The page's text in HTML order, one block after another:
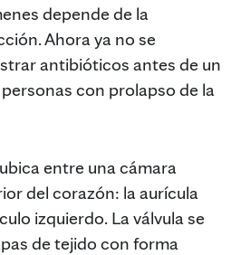
depende de la
Ahora ya no se
antibióticos antes de un
con prolapso de la
entre una cámara
del corazón: la aurícula
izquierdo. La válvula se
de tejido con forma